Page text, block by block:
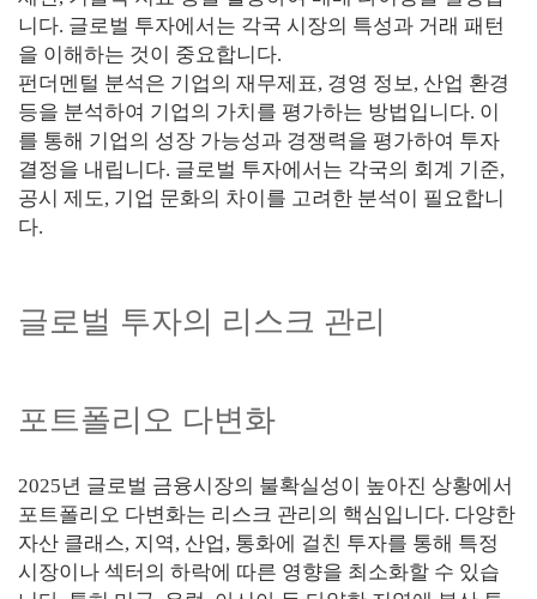
니다. 글로벌 투자에서는 각국 시장의 특성과 거래 패턴
을 이해하는 것이 중요합니다.
펀더멘털 분석은 기업의 재무제표, 경영 정보, 산업 환경
등을 분석하여 기업의 가치를 평가하는 방법입니다. 이
를 통해 기업의 성장 가능성과 경쟁력을 평가하여 투자
결정을 내립니다. 글로벌 투자에서는 각국의 회계 기준,
공시 제도, 기업 문화의 차이를 고려한 분석이 필요합니
다.
글로벌 투자의 리스크 관리
포트폴리오 다변화
2025년 글로벌 금융시장의 불확실성이 높아진 상황에서
포트폴리오 다변화는 리스크 관리의 핵심입니다. 다양한
자산 클래스, 지역, 산업, 통화에 걸친 투자를 통해 특정
시장이나 섹터의 하락에 따른 영향을 최소화할 수 있습